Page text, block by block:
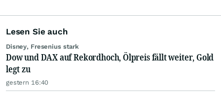
Lesen Sie auch
Disney, Fresenius stark
Dow und DAX auf Rekordhoch, Ölpreis fällt weiter, Gold
legt zu
gestern 16:40